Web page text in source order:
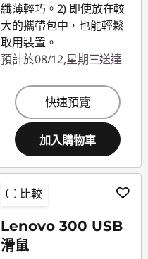
纖薄輕巧。2) 即使放在較
大的攜帶包中，也能輕鬆
取用裝置。
預計於08/12,星期三送達
快速預覽
加入購物車
比較
Lenovo 300 USB
滑鼠